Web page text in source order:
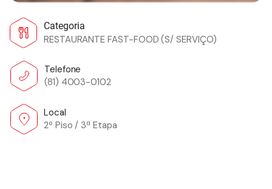
Categoria
RESTAURANTE FAST-FOOD (S/ SERVIÇO)
Telefone
(81) 4003-0102
Local
2º Piso / 3ª Etapa